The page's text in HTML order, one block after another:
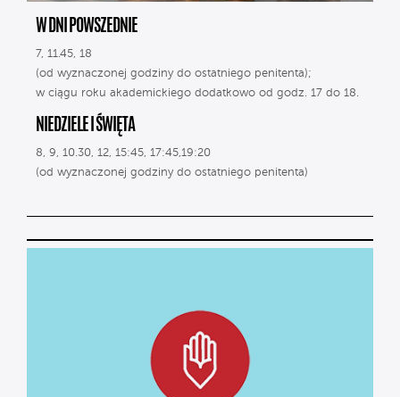
W DNI POWSZEDNIE
7, 11.45, 18
(od wyznaczonej godziny do ostatniego penitenta);
w ciągu roku akademickiego dodatkowo od godz. 17 do 18.
NIEDZIELE I ŚWIĘTA
8, 9, 10.30, 12, 15:45, 17:45,19:20
(od wyznaczonej godziny do ostatniego penitenta)